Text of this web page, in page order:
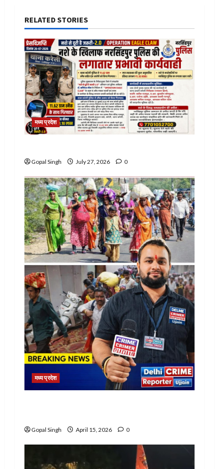
RELATED STORIES
मध्य प्रदेश
Gopal Singh July 27, 2026 0
मध्य प्रदेश
Gopal Singh April 15, 2026 0